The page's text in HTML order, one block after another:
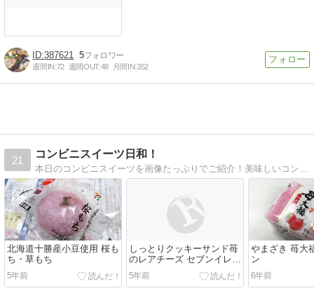
387621 5
週間IN:72 週間OUT:48 月間IN:352
21
コンビニスイーツ日和！
北海道十勝産小豆使用 桜も
ち・草もち
5年前
しっとりクッキーサンド苺
のレアチーズ セブンイレブ
ン
5年前
やまざき 苺大
ン
6年前